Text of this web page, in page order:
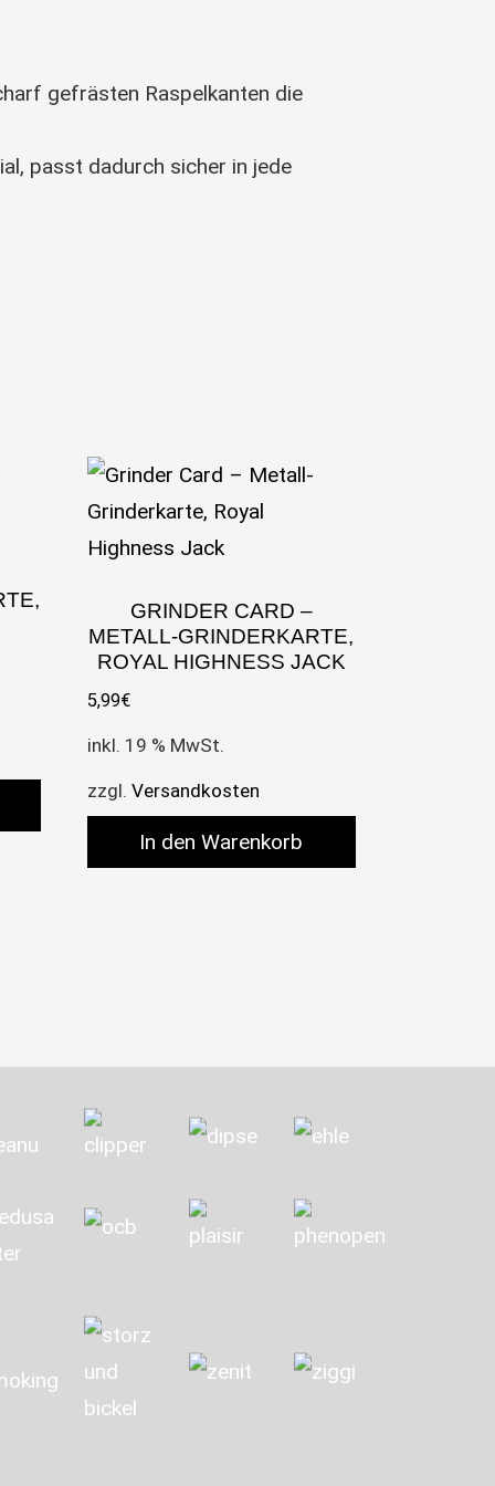
gefrästen Raspelkanten die
passt dadurch sicher in jede
GRINDER CARD –
METALL-GRINDERKARTE,
ROYAL HIGHNESS JACK
5,99€
inkl. 19 % MwSt.
zzgl.Versandkosten
In den Warenkorb